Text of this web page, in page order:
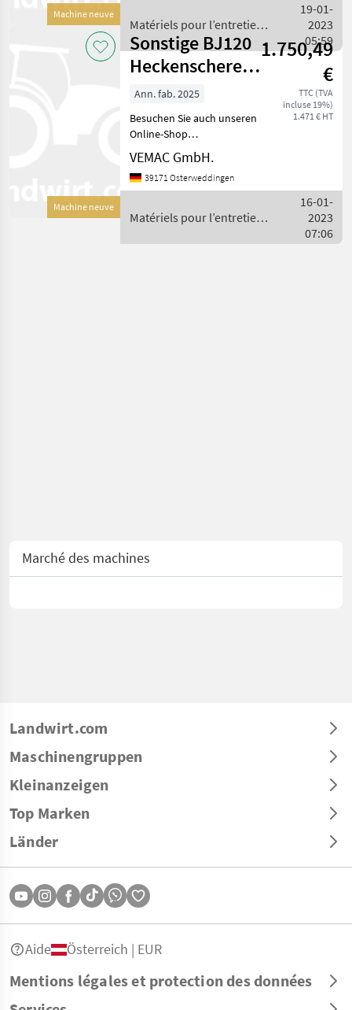
Machine neuve
auch mit 120cm und 150cm
Arbeitsbreite
Matériels pour l’entretien
des arbres / Sonstige
19-01-
2023
05:59
Machine neuve
Sonstige BJ120
Heckenschere
120cm
Frontlader Euro
Aufnahm
1.750,49
€
TTC (TVA
incluse 19%)
1.471 € HT
Ann. fab. 2025
Besuchen Sie auch unseren
Online-Shop
www.traktorshop24. com
Heckenschere Geo BJ120
Neugerät 120 cm
Aufnahme für Frontlader
(optional auch mit H
VEMAC GmbH.
39171 Osterweddingen
Matériels pour l’entretien
16-01-
2023
07:06
Marché des machines
Landwirt.com
Maschinengruppen
Kleinanzeigen
Top Marken
Länder
Mentions légales et protection des données
Aide Österreich | EUR